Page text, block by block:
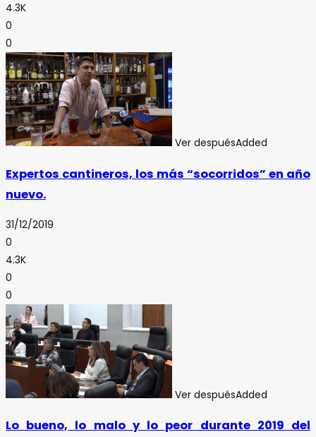
4.3K
0
0
Ver despuésAdded
Expertos cantineros, los más “socorridos” en año
nuevo.
31/12/2019
0
4.3K
0
0
Ver despuésAdded
Lo bueno, lo malo y lo peor durante 2019 del